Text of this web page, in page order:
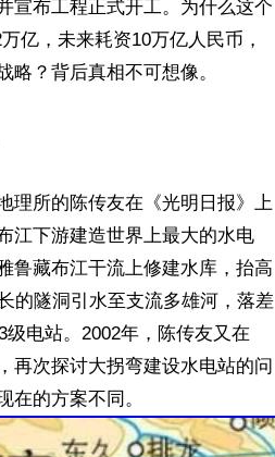
宣布工程正式开工。为什么这个
亿，未来耗资10万亿人民币，
略？背后真相不可想像。
理所的陈传友在《光明日报》上
江下游建造世界上最大的水电
鲁藏布江干流上修建水库，抬高
的隧洞引水至支流多雄河，落差
电站。2002年，陈传友又在
再次探讨大拐弯建设水电站的问